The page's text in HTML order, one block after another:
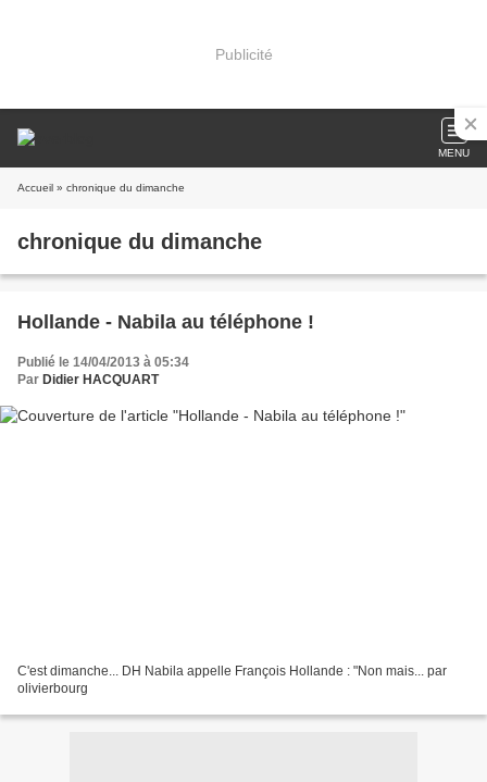
Publicité
MENU
Accueil » chronique du dimanche
chronique du dimanche
Hollande - Nabila au téléphone !
Publié le 14/04/2013 à 05:34
Par Didier HACQUART
C'est dimanche... DH Nabila appelle François Hollande : "Non mais... par
olivierbourg